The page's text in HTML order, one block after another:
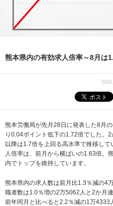
熊本県内の有効求人倍率～8月は
熊本労働局が先月28日に発表した8月
り0.04ポイント低下の1.72倍でした。
以降は1.7倍を上回る高水準で推移し
人倍率は、前月から横ばいの1.63倍。
内でトップを維持しています。
熊本県内の求人数は前月比1.3％減の4
職者数は1.0％増の2万5062人と2か月
前年同月と比べると2.2％減の1万4333